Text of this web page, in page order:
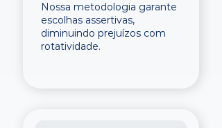
Nossa metodologia garante
escolhas assertivas,
diminuindo prejuízos com
rotatividade.